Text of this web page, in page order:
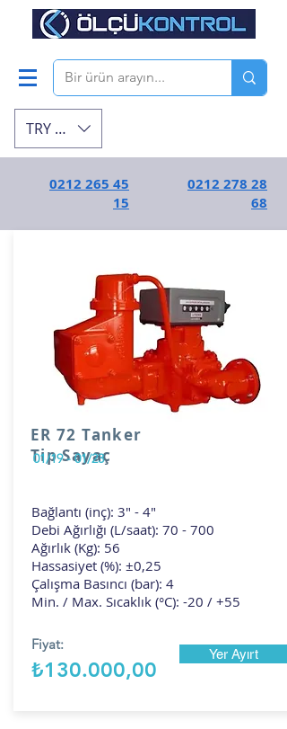
TRY (₺)
0212 265 45
15
0212 278 28
68
ER 72 Tanker
Tip Sayaç
01/19 - 01/23
Bağlantı (inç): 3" - 4"
Debi Ağırlığı (L/saat): 70 - 700
Ağırlık (Kg): 56
Hassasiyet (%): ±0,25
Çalışma Basıncı (bar): 4
Min. / Max. Sıcaklık (°C): -20 / +55
Fiyat:
₺130.000,00
Yer Ayırt